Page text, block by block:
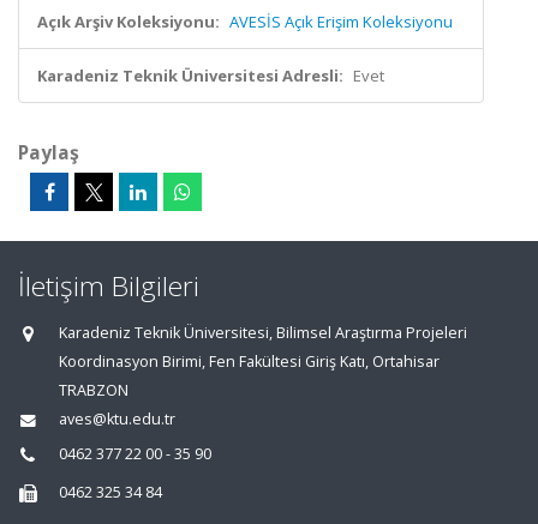
Açık Arşiv Koleksiyonu: AVESİS Açık Erişim Koleksiyonu
Karadeniz Teknik Üniversitesi Adresli: Evet
Paylaş
İletişim Bilgileri
Karadeniz Teknik Üniversitesi, Bilimsel Araştırma Projeleri
Koordinasyon Birimi, Fen Fakültesi Giriş Katı, Ortahisar
TRABZON
aves@ktu.edu.tr
0462 377 22 00 - 35 90
0462 325 34 84